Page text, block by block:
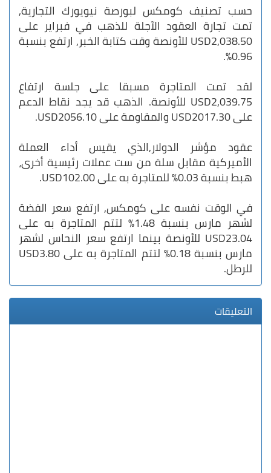
حسب تصنيف كومكس لبورصة نيويورك التجارية,
تمت تجارة العقود الآجلة للذهب في فبراير على
USD2,038.50 للأونصة وقت كتابة الخبر, ارتفع بنسبة
0.96%.
لقد تمت المتاجرة مسبقا على جلسة ارتفاع
USD2,039.75 للأونصة. الذهب قد يجد نقاط الدعم
على USD2017.30 والمقاومة على USD2056.10.
عقود مؤشر الدولار,الذي يقيس أداء العملة
الأميركية مقابل سلة من ست عملات رئيسية أخرى،
هبط بنسبة 0.03% للمتاجرة به على USD102.00.
في الوقت نفسه على كومكس, ارتفع سعر الفضة
لشهر مارس بنسبة 1.48% لتتم المتاجرة به على
USD23.04 للأونصة بينما ارتفع سعر النحاس لشهر
مارس بنسبة 0.18% لتتم المتاجرة به على USD3.80
للرطل.
التعليقات